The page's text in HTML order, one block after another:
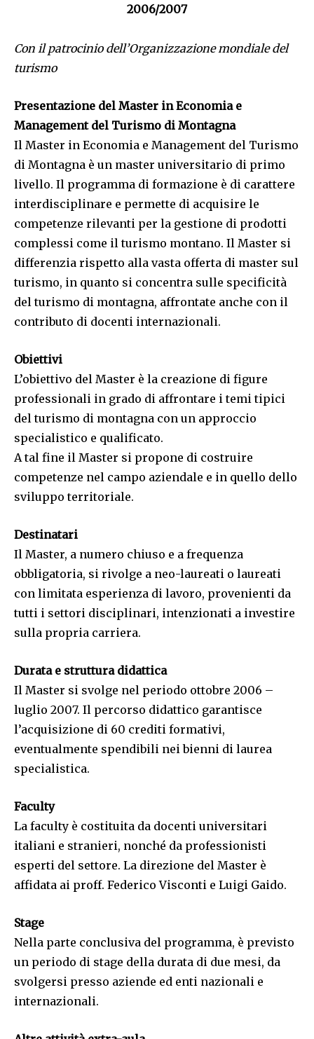
2006/2007
Con il patrocinio dell’Organizzazione mondiale del
turismo
Presentazione del Master in Economia e
Management del Turismo di Montagna
Il Master in Economia e Management del Turismo
di Montagna è un master universitario di primo
livello. Il programma di formazione è di carattere
interdisciplinare e permette di acquisire le
competenze rilevanti per la gestione di prodotti
complessi come il turismo montano. Il Master si
differenzia rispetto alla vasta offerta di master sul
turismo, in quanto si concentra sulle specificità
del turismo di montagna, affrontate anche con il
contributo di docenti internazionali.
Obiettivi
L’obiettivo del Master è la creazione di figure
professionali in grado di affrontare i temi tipici
del turismo di montagna con un approccio
specialistico e qualificato.
A tal fine il Master si propone di costruire
competenze nel campo aziendale e in quello dello
sviluppo territoriale.
Destinatari
Il Master, a numero chiuso e a frequenza
obbligatoria, si rivolge a neo-laureati o laureati
con limitata esperienza di lavoro, provenienti da
tutti i settori disciplinari, intenzionati a investire
sulla propria carriera.
Durata e struttura didattica
Il Master si svolge nel periodo ottobre 2006 –
luglio 2007. Il percorso didattico garantisce
l’acquisizione di 60 crediti formativi,
eventualmente spendibili nei bienni di laurea
specialistica.
Faculty
La faculty è costituita da docenti universitari
italiani e stranieri, nonché da professionisti
esperti del settore. La direzione del Master è
affidata ai proff. Federico Visconti e Luigi Gaido.
Stage
Nella parte conclusiva del programma, è previsto
un periodo di stage della durata di due mesi, da
svolgersi presso aziende ed enti nazionali e
internazionali.